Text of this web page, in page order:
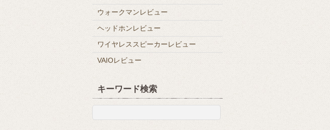
ウォークマンレビュー
ヘッドホンレビュー
ワイヤレススピーカーレビュー
VAIOレビュー
キーワード検索